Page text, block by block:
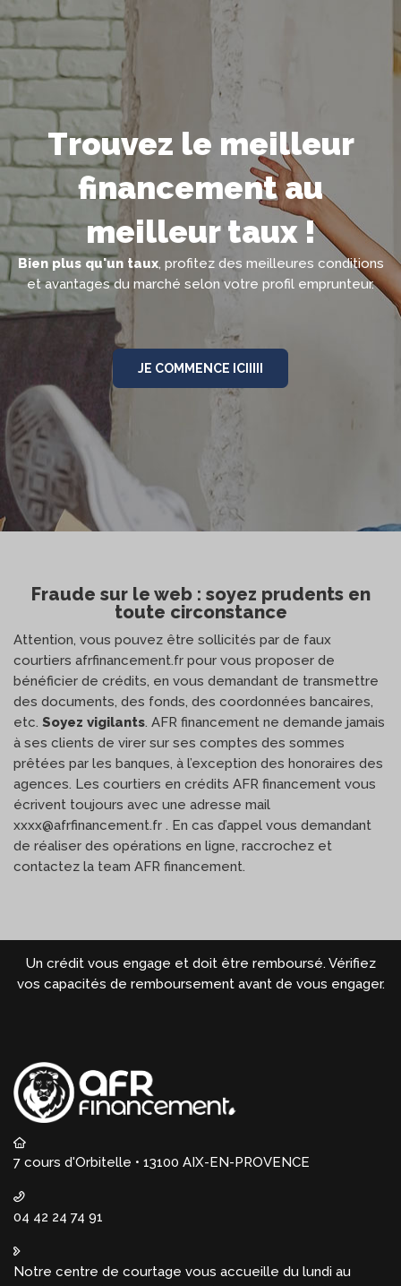
Trouvez le meilleur
financement au
meilleur taux !
Bien plus qu'un taux, profitez des meilleures conditions
et avantages du marché selon votre profil emprunteur.
JE COMMENCE ICIIIII
Fraude sur le web : soyez prudents en
toute circonstance
Attention, vous pouvez être sollicités par de faux
courtiers afrfinancement.fr pour vous proposer de
bénéficier de crédits, en vous demandant de transmettre
des documents, des fonds, des coordonnées bancaires,
etc. Soyez vigilants. AFR financement ne demande jamais
à ses clients de virer sur ses comptes des sommes
prêtées par les banques, à l’exception des honoraires des
agences. Les courtiers en crédits AFR financement vous
écrivent toujours avec une adresse mail
xxxx@afrfinancement.fr . En cas d’appel vous demandant
de réaliser des opérations en ligne, raccrochez et
contactez la team AFR financement.
Un crédit vous engage et doit être remboursé. Vérifiez
vos capacités de remboursement avant de vous engager.
7 cours d'Orbitelle • 13100 AIX-EN-PROVENCE
04 42 24 74 91
Notre centre de courtage vous accueille du lundi au